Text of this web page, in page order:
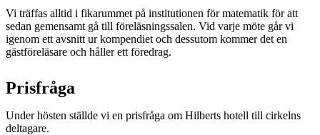
Vi träffas alltid i fikarummet på institutionen för matematik för att
sedan gemensamt gå till föreläsningssalen. Vid varje möte går vi
igenom ett avsnitt ur kompendiet och dessutom kommer det en
gästföreläsare och håller ett föredrag.
Prisfråga
Under hösten ställde vi en prisfråga om Hilberts hotell till cirkelns
deltagare.